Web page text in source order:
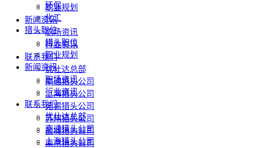
职业规划
新闻资讯
职场资讯
行业资讯
联系我们
优仕达总部
南通猎头公司
上海猎头公司
无锡猎头公司
苏州猎头公司
盐城猎头公司
南京猎头公司
环保
化工
猎头职位
猎头职位
职业规划
新闻资讯
职场资讯
行业资讯
联系我们
优仕达总部
南通猎头公司
上海猎头公司